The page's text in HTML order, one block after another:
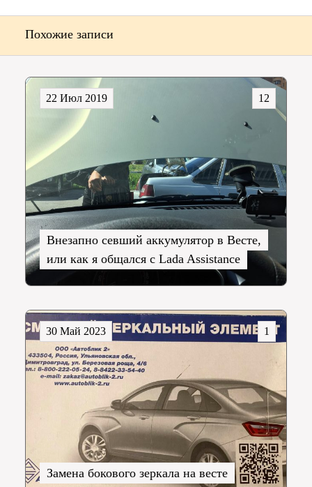
Похожие записи
Внезапно севший аккумулятор в Весте,
или как я общался с Lada Assistance
12
22 Июл 2019
Замена бокового зеркала на весте
1
30 Май 2023